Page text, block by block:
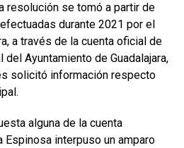
resolución se tomó a partir de
durante 2021 por el
a través de la cuenta oficial de
del Ayuntamiento de Guadalajara,
solicitó información respecto
alguna de la cuenta
Espinosa interpuso un amparo